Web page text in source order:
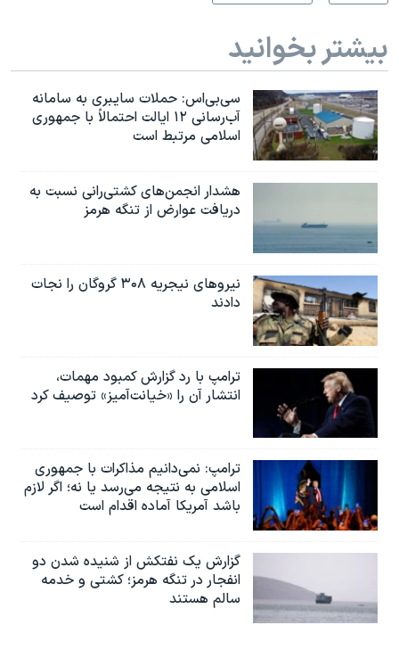
بیشتر بخوانید
سی‌بی‌اس: حملات سایبری به سامانه
آب‌رسانی ۱۲ ایالت احتمالاً با جمهوری
اسلامی مرتبط است
هشدار انجمن‌های کشتی‌رانی نسبت به
دریافت عوارض از تنگه هرمز
نیروهای نیجریه‌ ۳۰۸ گروگان را نجات
دادند
ترامپ با رد گزارش کمبود مهمات،
انتشار آن را «خیانت‌آمیز» توصیف کرد
ترامپ: نمی‌دانیم مذاکرات با جمهوری
اسلامی به نتیجه می‌رسد یا نه؛ اگر لازم
باشد آمریکا آماده اقدام است
گزارش یک نفتکش از شنیده شدن دو
انفجار در تنگه هرمز؛ کشتی و خدمه
سالم هستند